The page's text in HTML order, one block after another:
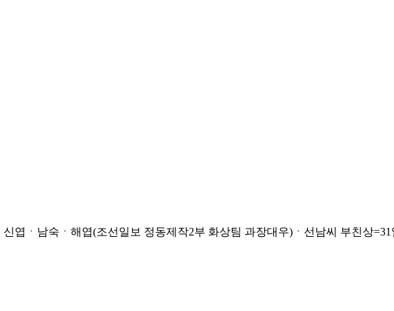
엽ㆍ남숙ㆍ해엽(조선일보 정동제작2부 화상팀 과장대우)ㆍ선남씨 부친상=31